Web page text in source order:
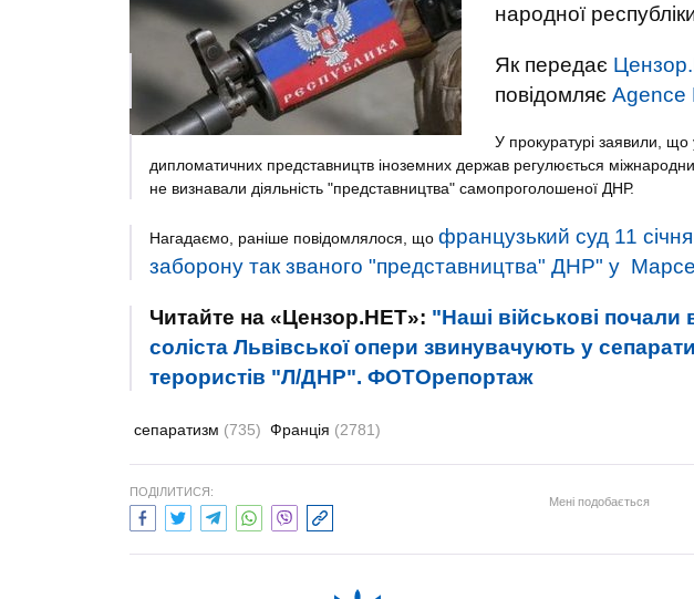
народної
Як передає
повідомляє Agence
У прокуратурі заявили, що
дипломатичних представництв іноземних держав регулюється
не визнавали діяльність "представництва" самопроголошеної ДНР.
Нагадаємо, раніше повідомлялося, що французький суд 11
заборону так званого "представництва" ДНР" у
Читайте на «Цензор.НЕТ»: "Наші військові почали
соліста Львівської опери звинувачують у
терористів "Л/ДНР". ФОТОрепортаж
сепаратизм (735) Франція (2781)
ПОДІЛИТИСЯ:
Мені подобається